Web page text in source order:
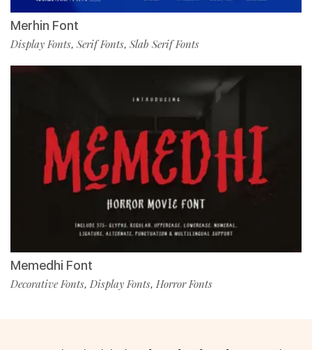
Merhin Font
Display Fonts, Serif Fonts, Slab Serif Fonts
Memedhi Font
Decorative Fonts, Display Fonts, Horror Fonts